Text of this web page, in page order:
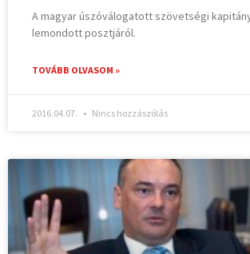
A magyar úszóválogatott szövetségi
lemondott posztjáról.
TOVÁBB OLVASOM »
2016.04.07. Nincs hozzászólás